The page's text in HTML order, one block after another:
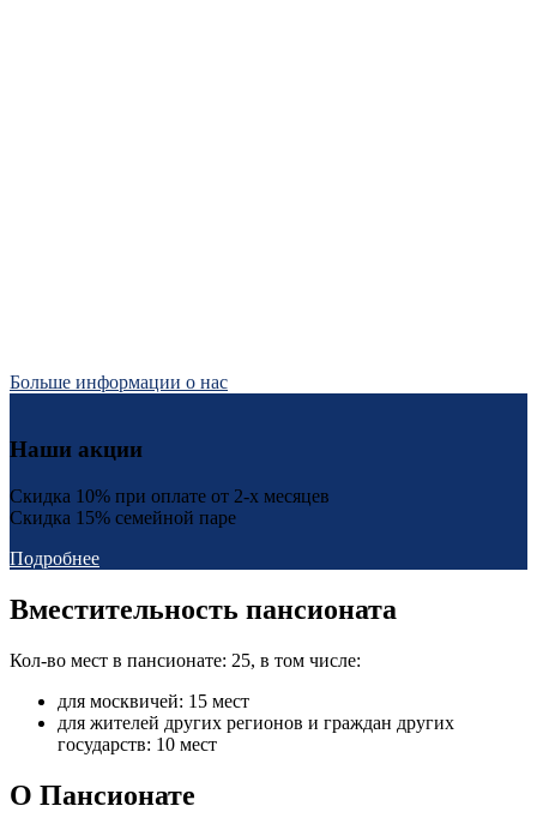
Больше информации о нас
Наши акции
Скидка 10% при оплате от 2-х месяцев
Скидка 15% семейной паре
Подробнее
Вместительность пансионата
Кол-во мест в пансионате: 25, в том числе:
для москвичей: 15 мест
для жителей других регионов и граждан других
государств: 10 мест
О Пансионате